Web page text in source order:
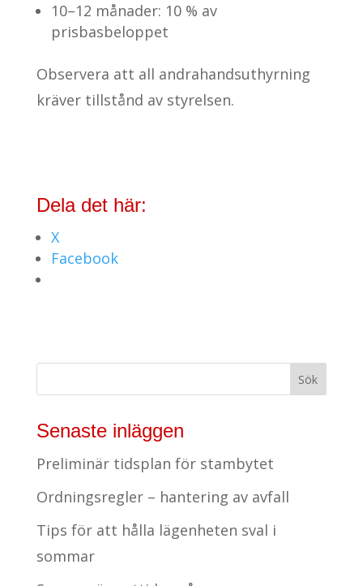
10–12 månader: 10 % av
prisbasbeloppet
Observera att all andrahandsuthyrning
kräver tillstånd av styrelsen.
Dela det här:
X
Facebook
Senaste inläggen
Preliminär tidsplan för stambytet
Ordningsregler – hantering av avfall
Tips för att hålla lägenheten sval i
sommar